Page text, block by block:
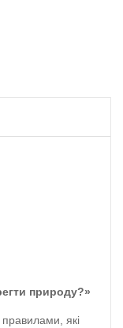
природу?»
які